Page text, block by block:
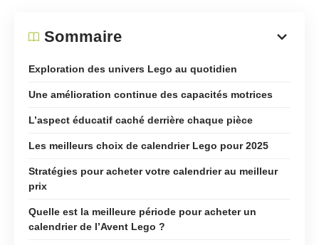
Sommaire
Exploration des univers Lego au quotidien
Une amélioration continue des capacités motrices
L’aspect éducatif caché derrière chaque pièce
Les meilleurs choix de calendrier Lego pour 2025
Stratégies pour acheter votre calendrier au meilleur
prix
Quelle est la meilleure période pour acheter un
calendrier de l’Avent Lego ?